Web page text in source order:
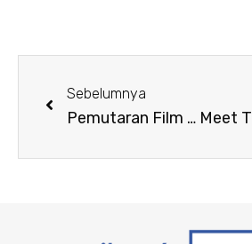
Sebelumnya
Pemutaran Film “Bigger Than Us”